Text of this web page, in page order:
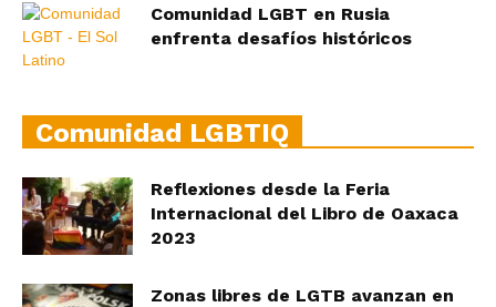
Comunidad LGBT en Rusia
enfrenta desafíos históricos
Comunidad LGBTIQ
Reflexiones desde la Feria
Internacional del Libro de Oaxaca
2023
Zonas libres de LGTB avanzan en